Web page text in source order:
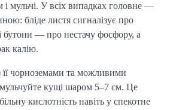
і мульчі. У всіх випадках головне —
бліде листя сигналізує про
бутони — про нестачу фосфору, а
калію.
її чорноземами та можливими
кущі шаром 5–7 см. Це
кислотність навіть у спекотне